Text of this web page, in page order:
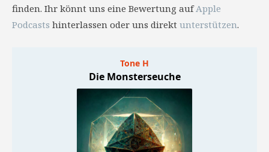
finden. Ihr könnt uns eine Bewertung aufApple
Podcasts hinterlassen oder uns direkt unterstützen.